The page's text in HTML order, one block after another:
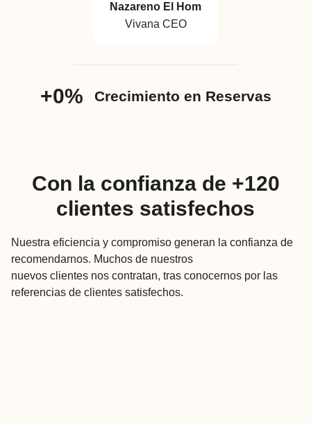
Nazareno El Hom
Vivana CEO
+0% Crecimiento en Reservas
Con la confianza de +120
clientes satisfechos
Nuestra eficiencia y compromiso generan la confianza de
recomendarnos. Muchos de nuestros
nuevos clientes nos contratan, tras conocernos por las
referencias de clientes satisfechos.